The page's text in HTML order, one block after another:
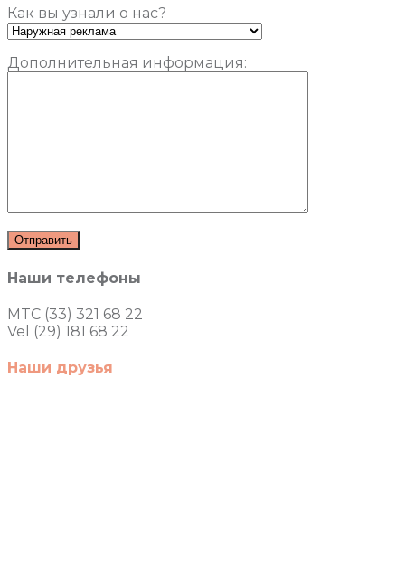
Как вы узнали о нас?
Дополнительная информация:
Наши телефоны
MTC (33) 321 68 22
Vel (29) 181 68 22
Наши друзья